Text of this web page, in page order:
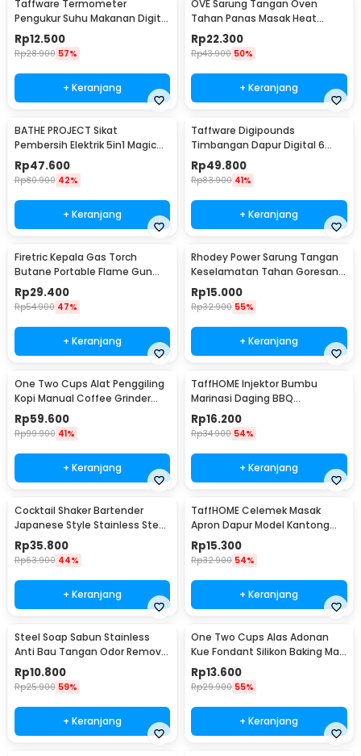
Taffware Termometer
Pengukur Suhu Makanan Digital
Daging Kopi Susu - TP101
Rp12.500
Rp28.900 57%
+ Keranjang
OVE Sarung Tangan Oven
Tahan Panas Masak Heat
Resistant Gloves - 540F
Rp22.300
Rp43.900 50%
+ Keranjang
BATHE PROJECT Sikat
Pembersih Elektrik 5in1 Magic
Brush Rechargeable - WQ8110
Rp47.600
Rp80.900 42%
+ Keranjang
Taffware Digipounds
Timbangan Dapur Digital 6
Satuan 1kg 0.1g - i2000
Rp49.800
Rp83.900 41%
+ Keranjang
Firetric Kepala Gas Torch
Butane Portable Flame Gun
Adjustable - 807
Rp29.400
Rp54.900 47%
+ Keranjang
Rhodey Power Sarung Tangan
Keselamatan Tahan Goresan
Pisau - EN388
Rp15.000
Rp32.900 55%
+ Keranjang
One Two Cups Alat Penggiling
Kopi Manual Coffee Grinder
Portable - WFCG9800
Rp59.600
Rp99.900 41%
+ Keranjang
TaffHOME Injektor Bumbu
Marinasi Daging BBQ
Seasoning Injector - HC117
Rp16.200
Rp34.900 54%
+ Keranjang
Cocktail Shaker Bartender
Japanese Style Stainless Steel
200ml
Rp35.800
Rp63.900 44%
+ Keranjang
TaffHOME Celemek Masak
Apron Dapur Model Kantong
Pola Spatula - JJ41
Rp15.300
Rp32.900 54%
+ Keranjang
Steel Soap Sabun Stainless
Anti Bau Tangan Odor Remove
- HW071
Rp10.800
Rp25.900 59%
+ Keranjang
One Two Cups Alas Adonan
Kue Fondant Silikon Baking Mat
Anti Slip - JJ3873
Rp13.600
Rp29.900 55%
+ Keranjang